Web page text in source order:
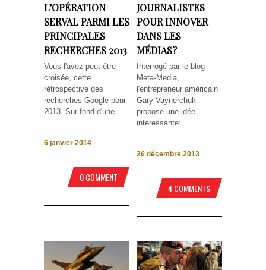
L’OPÉRATION
SERVAL PARMI LES
PRINCIPALES
RECHERCHES 2013
Vous l'avez peut-être
croisée, cette
rétrospective des
recherches Google pour
2013. Sur fond d'une...
6 janvier 2014
0 COMMENT
JOURNALISTES
POUR INNOVER
DANS LES
MÉDIAS?
Interrogé par le blog
Meta-Media,
l'entrepreneur américain
Gary Vaynerchuk
propose une idée
intéressante:...
26 décembre 2013
4 COMMENTS